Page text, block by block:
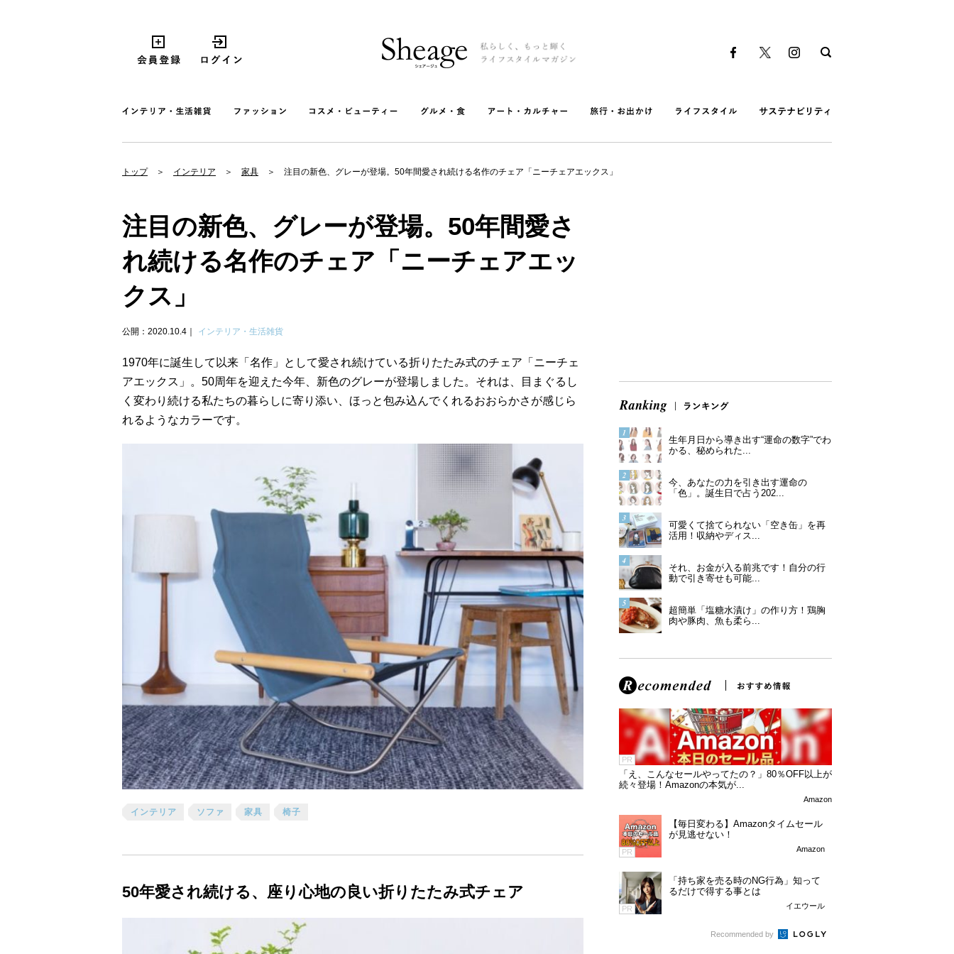
トップ インテリア 家具 注目の新色、グレーが登場。50年間愛され続ける名作のチェア「ニーチェアエックス」
注目の新色、グレーが登場。50年間愛さ
れ続ける名作のチェア「ニーチェアエッ
クス」
公開：2020.10.4 インテリア・生活雑貨
1970年に誕生して以来「名作」として愛され続けている折りたたみ式のチェア「ニーチェ
アエックス」。50周年を迎えた今年、新色のグレーが登場しました。それは、目まぐるし
く変わり続ける私たちの暮らしに寄り添い、ほっと包み込んでくれるおおらかさが感じら
れるようなカラーです。
インテリア ソファ 家具 椅子
50年愛され続ける、座り心地の良い折りたたみ式チェア
生年月日から導き出す“運命の数字”でわ
かる、秘められた...
今、あなたの力を引き出す運命の
「色」。誕生日で占う202...
可愛くて捨てられない「空き缶」を再
活用！収納やディス...
それ、お金が入る前兆です！自分の行
動で引き寄せも可能...
超簡単「塩糖水漬け」の作り方！鶏胸
肉や豚肉、魚も柔ら...
PR
「え、こんなセールやってたの？」80％OFF以上が
続々登場！Amazonの本気が...
Amazon
PR
【毎日変わる】Amazonタイムセール
が見逃せない！
Amazon
PR
「持ち家を売る時のNG行為」知って
るだけで得する事とは
イエウール
Recommended by